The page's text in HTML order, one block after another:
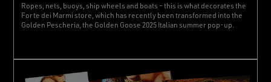
Ropes, nets, buoys, ship wheels and boats – this is what decorates the
Forte dei Marmi store, which has recently been transformed into the
Golden Pescheria, the Golden Goose 2025 Italian summer pop-up.